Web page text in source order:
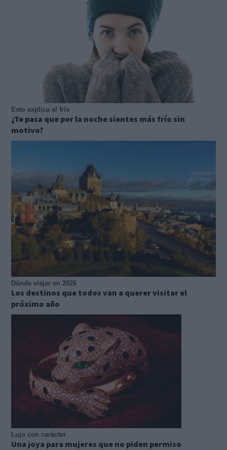
Esto explica el frío
¿Te pasa que por la noche sientes más frío sin
motivo?
Dónde viajar en 2026
Los destinos que todos van a querer visitar el
próximo año
Lujo con carácter
Una joya para mujeres que no piden permiso